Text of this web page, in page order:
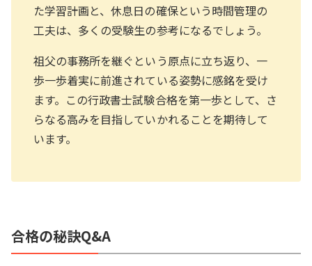
た学習計画と、休息日の確保という時間管理の
工夫は、多くの受験生の参考になるでしょう。
祖父の事務所を継ぐという原点に立ち返り、一
歩一歩着実に前進されている姿勢に感銘を受け
ます。この行政書士試験合格を第一歩として、さ
らなる高みを目指していかれることを期待して
います。
合格の秘訣Q&A